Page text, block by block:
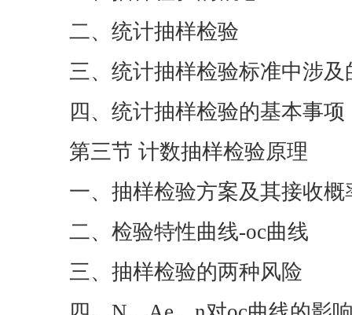
二、统计抽样检验
三、统计抽样检验标准中涉
四、统计抽样检验的基本事项
第三节 计数抽样检验原理
一、抽样检验方案及其接收概
二、检验特性曲线-oc曲线
三、抽样检验的两种风险